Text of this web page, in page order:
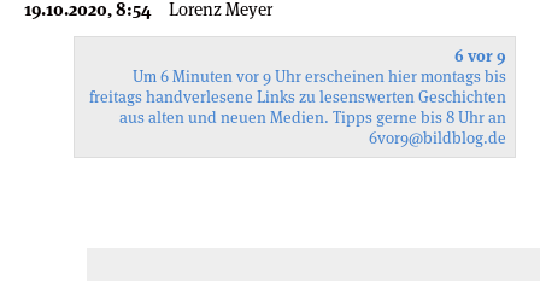
19.10.2020, 8:54 Lorenz Meyer
6 vor 9
Um 6 Minuten vor 9 Uhr erscheinen hier montags bis
freitags handverlesene Links zu lesenswerten Geschichten
aus alten und neuen Medien. Tipps gerne bis 8 Uhr an
6vor9@bildblog.de